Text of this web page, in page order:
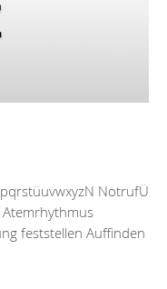
NotrufÜ
feststellen Auffinden